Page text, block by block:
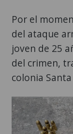
Por el
del ataque
joven de 25
del crimen,
colonia Santa